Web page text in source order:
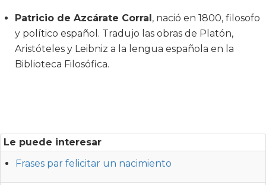
Patricio de Azcárate Corral, nació en 1800, filosofo
y político español. Tradujo las obras de Platón,
Aristóteles y Leibniz a la lengua española en la
Biblioteca Filosófica.
Le puede interesar
Frases par felicitar un nacimiento